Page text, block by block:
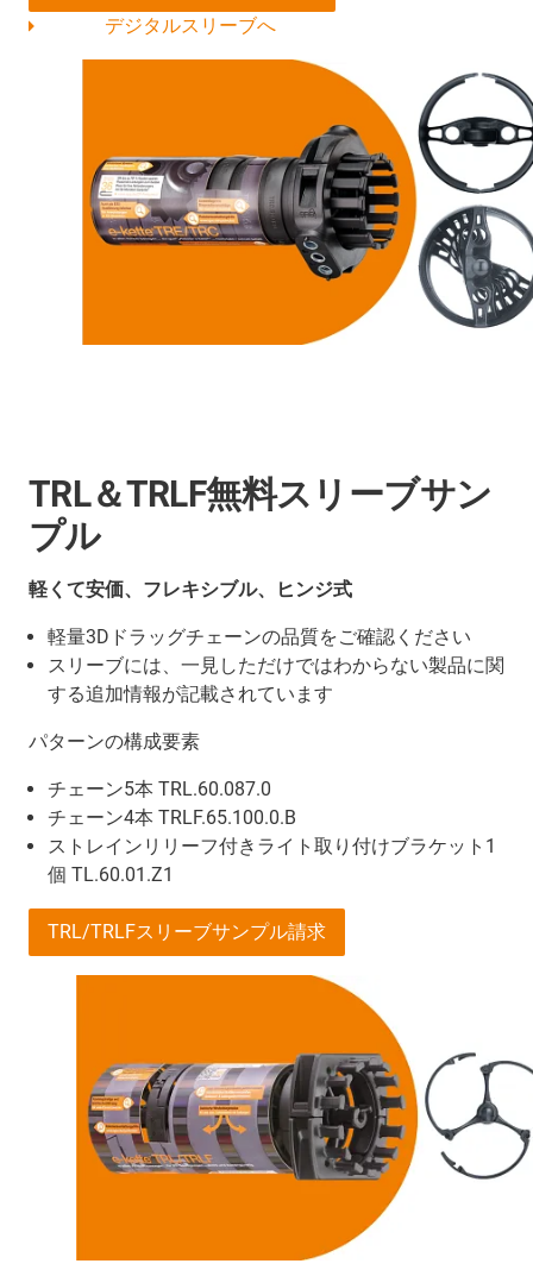
デジタルスリーブへ
TRL＆TRLF無料スリーブサン
プル
軽くて安価、フレキシブル、ヒンジ式
軽量3Dドラッグチェーンの品質をご確認ください
スリーブには、一見しただけではわからない製品に関
する追加情報が記載されています
パターンの構成要素
チェーン5本 TRL.60.087.0
チェーン4本 TRLF.65.100.0.B
ストレインリリーフ付きライト取り付けブラケット1
個 TL.60.01.Z1
TRL/TRLFスリーブサンプル請求